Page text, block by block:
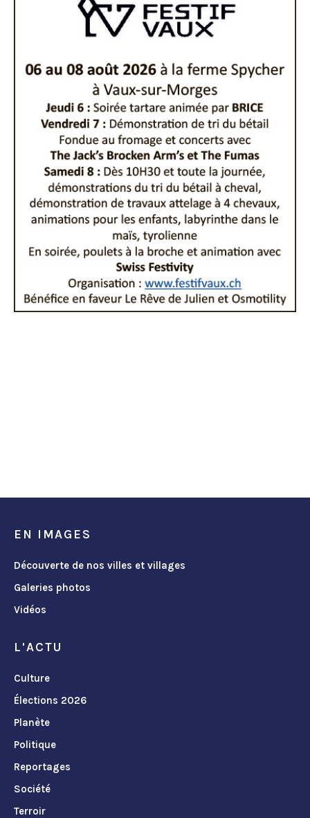
EN IMAGES
Découverte de nos villes et villages
Galeries photos
Vidéos
L'ACTU
Culture
Élections 2026
Planète
Politique
Reportages
Société
Terroir